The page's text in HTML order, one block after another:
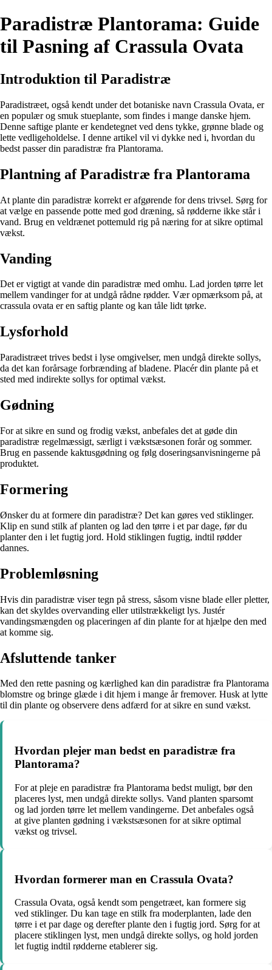
Paradistræ Plantorama: Guide
til Pasning af Crassula Ovata
Introduktion til Paradistræ
Paradistræet, også kendt under det botaniske navn Crassula Ovata, er
en populær og smuk stueplante, som findes i mange danske hjem.
Denne saftige plante er kendetegnet ved dens tykke, grønne blade og
lette vedligeholdelse. I denne artikel vil vi dykke ned i, hvordan du
bedst passer din paradistræ fra Plantorama.
Plantning af Paradistræ fra Plantorama
At plante din paradistræ korrekt er afgørende for dens trivsel. Sørg for
at vælge en passende potte med god dræning, så rødderne ikke står i
vand. Brug en veldrænet pottemuld rig på næring for at sikre optimal
vækst.
Vanding
Det er vigtigt at vande din paradistræ med omhu. Lad jorden tørre let
mellem vandinger for at undgå rådne rødder. Vær opmærksom på, at
crassula ovata er en saftig plante og kan tåle lidt tørke.
Lysforhold
Paradistræet trives bedst i lyse omgivelser, men undgå direkte sollys,
da det kan forårsage forbrænding af bladene. Placér din plante på et
sted med indirekte sollys for optimal vækst.
Gødning
For at sikre en sund og frodig vækst, anbefales det at gøde din
paradistræ regelmæssigt, særligt i vækstsæsonen forår og sommer.
Brug en passende kaktusgødning og følg doseringsanvisningerne på
produktet.
Formering
Ønsker du at formere din paradistræ? Det kan gøres ved stiklinger.
Klip en sund stilk af planten og lad den tørre i et par dage, før du
planter den i let fugtig jord. Hold stiklingen fugtig, indtil rødder
dannes.
Problemløsning
Hvis din paradistræ viser tegn på stress, såsom visne blade eller pletter,
kan det skyldes overvanding eller utilstrækkeligt lys. Justér
vandingsmængden og placeringen af din plante for at hjælpe den med
at komme sig.
Afsluttende tanker
Med den rette pasning og kærlighed kan din paradistræ fra Plantorama
blomstre og bringe glæde i dit hjem i mange år fremover. Husk at lytte
til din plante og observere dens adfærd for at sikre en sund vækst.
Hvordan plejer man bedst en paradistræ fra
Plantorama?
For at pleje en paradistræ fra Plantorama bedst muligt, bør den
placeres lyst, men undgå direkte sollys. Vand planten sparsomt
og lad jorden tørre let mellem vandingerne. Det anbefales også
at give planten gødning i vækstsæsonen for at sikre optimal
vækst og trivsel.
Hvordan formerer man en Crassula Ovata?
Crassula Ovata, også kendt som pengetræet, kan formere sig
ved stiklinger. Du kan tage en stilk fra moderplanten, lade den
tørre i et par dage og derefter plante den i fugtig jord. Sørg for at
placere stiklingen lyst, men undgå direkte sollys, og hold jorden
let fugtig indtil rødderne etablerer sig.